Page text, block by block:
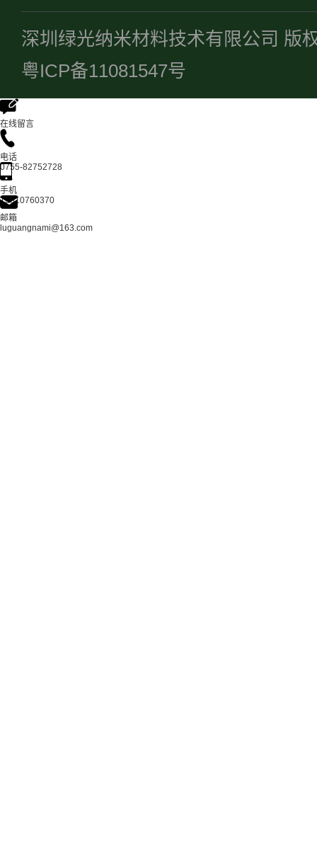
深圳绿光纳米材料技术有限公司 版
粤ICP备11081547号
在线留言
电话
0755-82752728
手机
13510760370
邮箱
luguangnami@163.com